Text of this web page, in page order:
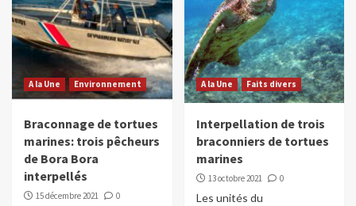
A la Une Environnement
Braconnage de tortues
marines: trois pêcheurs
de Bora Bora
interpellés
15 décembre 2021 0
A la Une Faits divers
Interpellation de trois
braconniers de tortues
marines
13 octobre 2021 0
Les unités du